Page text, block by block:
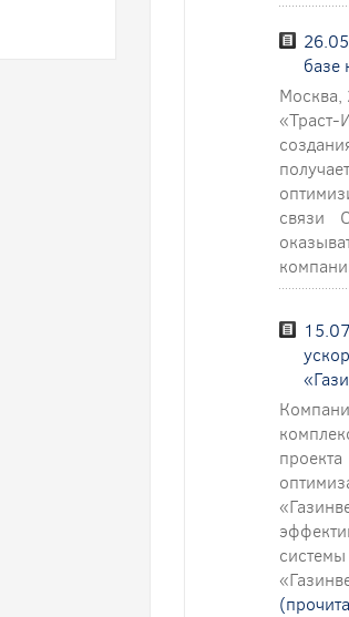
базе
Москва,
«Траст-
связи